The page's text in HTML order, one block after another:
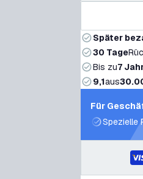
Später
30 Tage
Bis zu7
9,1aus
Für
Spezielle